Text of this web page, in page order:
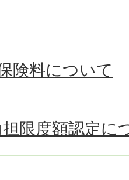
険料について
限度額認定に